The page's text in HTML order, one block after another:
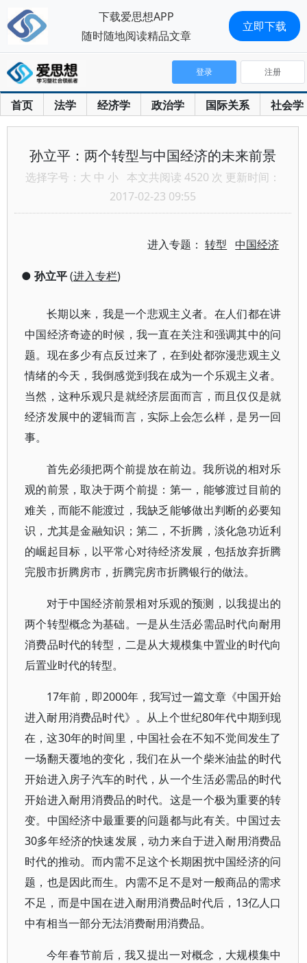
首页 法学 经济学 政治学 国际关系 社会学
登录 注册
孙立平：两个转型与中国经济的未来前景
选择字号： 大 中 小 本文共阅读 4520 次 更新时间：
2017-02-23 09:55
进入专题：转型 中国经济
● 孙立平(进入专栏)
长期以来，我是一个悲观主义者。在人们都在讲
中国经济奇迹的时候，我一直在关注和强调其中的问
题。现在多少有点反过来了，在到处都弥漫悲观主义
情绪的今天，我倒感觉到我在成为一个乐观主义者。
当然，这种乐观只是就经济层面而言，而且仅仅是就
经济发展中的逻辑而言，实际上会怎么样，是另一回
事。
首先必须把两个前提放在前边。我所说的相对乐
观的前景，取决于两个前提：第一，能够渡过目前的
难关，而能不能渡过，我缺乏能够做出判断的必要知
识，尤其是金融知识；第二，不折腾，淡化急功近利
的崛起目标，以平常心对待经济发展，包括放弃折腾
完股市折腾房市，折腾完房市折腾银行的做法。
对于中国经济前景相对乐观的预测，以我提出的
两个转型概念为基础。一是从生活必需品时代向耐用
消费品时代的转型，二是从大规模集中置业的时代向
后置业时代的转型。
17年前，即2000年，我写过一篇文章《中国开始
进入耐用消费品时代》。从上个世纪80年代中期到现
在，这30年的时间里，中国社会在不知不觉间发生了
一场翻天覆地的变化，我们在从一个柴米油盐的时代
开始进入房子汽车的时代，从一个生活必需品的时代
开始进入耐用消费品的时代。这是一个极为重要的转
变。中国经济中最重要的问题都与此有关。中国过去
30多年经济的快速发展，动力来自于进入耐用消费品
时代的推动。而内需不足这个长期困扰中国经济的问
题，也是因此而生。内需不足不是对一般商品的需求
不足，而是中国在进入耐用消费品时代后，13亿人口
中有相当一部分无法消费耐用消费品。
今年春节前后，我又提出一对概念，大规模集中
下载爱思想APP
随时随地阅读精品文章
立即下载